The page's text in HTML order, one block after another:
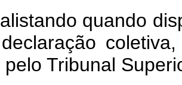
quando
Tribunal